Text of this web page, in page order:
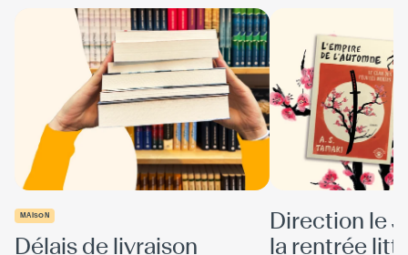
MAISON
Délais de livraison
Direction le
la rentrée